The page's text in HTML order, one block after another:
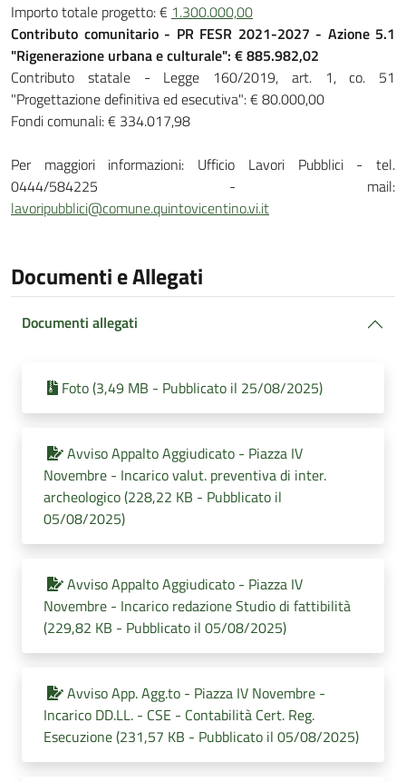
Importo totale progetto: € 1.300.000,00
Contributo comunitario - PR FESR 2021-2027 - Azione 5.1
"Rigenerazione urbana e culturale": € 885.982,02
Contributo statale - Legge 160/2019, art. 1, co. 51
"Progettazione definitiva ed esecutiva": € 80.000,00
Fondi comunali: € 334.017,98
Per maggiori informazioni: Ufficio Lavori Pubblici - tel.
0444/584225 - mail:
lavoripubblici@comune.quintovicentino.vi.it
Documenti e Allegati
Documenti allegati
Foto (3,49 MB - Pubblicato il 25/08/2025)
Avviso Appalto Aggiudicato - Piazza IV
Novembre - Incarico valut. preventiva di inter.
archeologico (228,22 KB - Pubblicato il
05/08/2025)
Avviso Appalto Aggiudicato - Piazza IV
Novembre - Incarico redazione Studio di fattibilità
(229,82 KB - Pubblicato il 05/08/2025)
Avviso App. Agg.to - Piazza IV Novembre -
Incarico DD.LL. - CSE - Contabilità Cert. Reg.
Esecuzione (231,57 KB - Pubblicato il 05/08/2025)